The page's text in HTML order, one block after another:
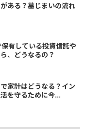
ある？墓じまいの流れ
有している投資信託や
、どうなるの？
家計はどうなる？イン
を守るために今...